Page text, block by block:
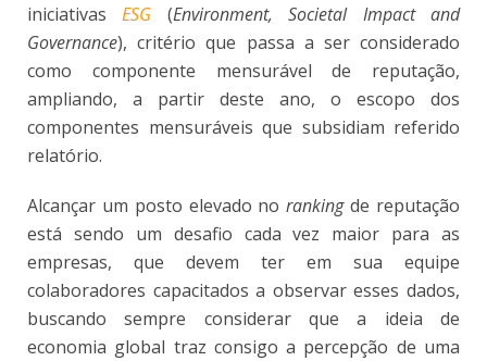
iniciativasESG (Environment, Societal Impact and
Governance), critério que passa a ser considerado
como componente mensurável de reputação,
ampliando, a partir deste ano, o escopo dos
componentes mensuráveis que subsidiam referido
relatório.
Alcançar um posto elevado norankingde reputação
está sendo um desafio cada vez maior para as
empresas, que devem ter em sua equipe
colaboradores capacitados a observar esses dados,
buscando sempre considerar que a ideia de
economia global traz consigo a percepção de uma